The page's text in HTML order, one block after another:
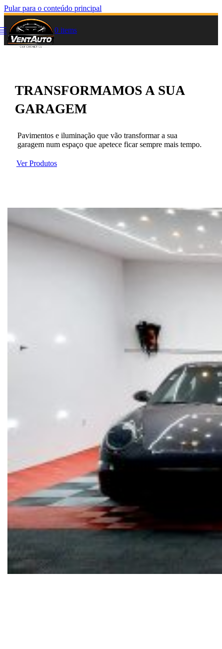
Pular para o conteúdo principal
0items
TRANSFORMAMOS A SUA
GARAGEM
Pavimentos e iluminação que vão transformar a sua
garagem num espaço que apetece ficar sempre mais tempo.
Ver Produtos